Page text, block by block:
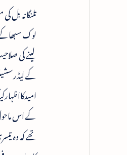
لوک
لینے کی
کے
کے اس
تھے کہ وہ